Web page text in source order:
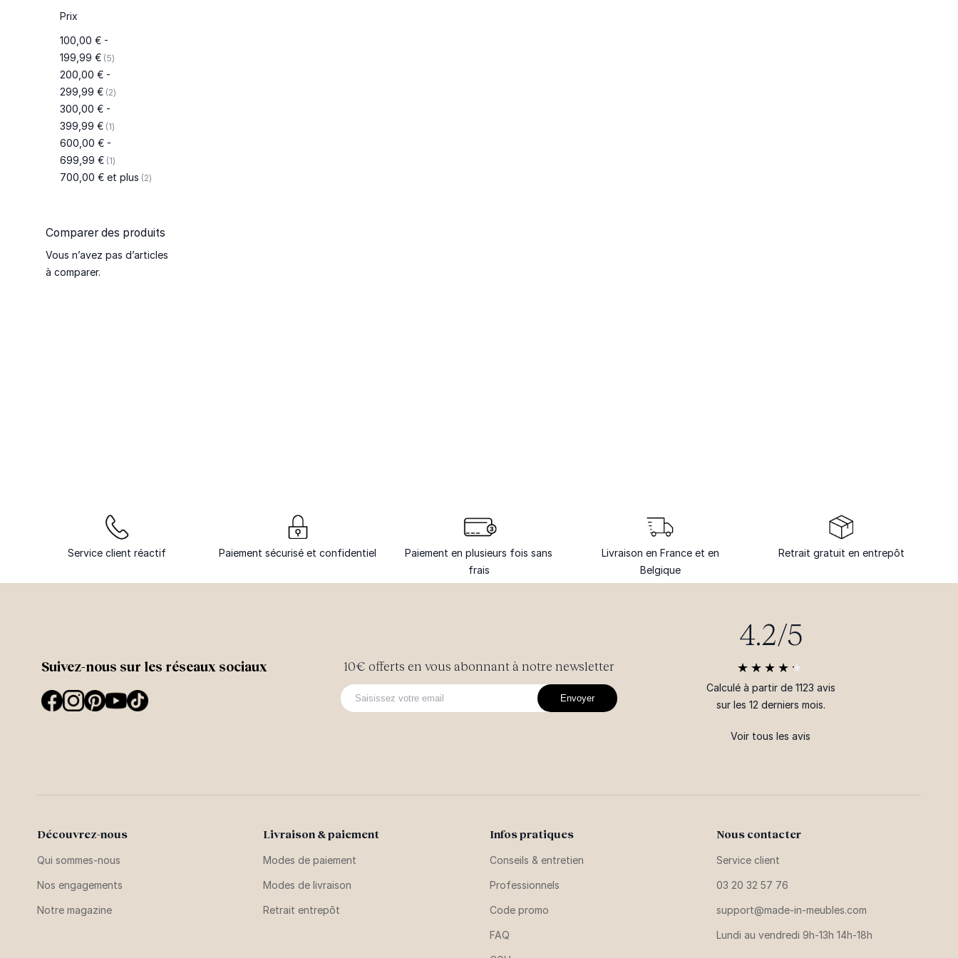
Prix
100,00 €-
199,99 € 5articles
200,00 €-
299,99 € 2articles
300,00 €-
399,99 € 1article
600,00 €-
699,99 € 1article
700,00 €et plus 2articles
Comparer des produits
Vous n’avez pas d’articles
à comparer.
Service client réactif Paiement sécurisé et confidentiel
Paiement en plusieurs fois sans
frais
Livraison en France et en
Belgique
Retrait gratuit en entrepôt
Suivez-nous sur les réseaux sociaux 10€ offerts en vous abonnant à notre newsletter
Envoyer
4.2/5
Calculé à partir de 1123 avis
sur les 12 derniers mois.
Voir tous les avis
Découvrez-nous
Qui sommes-nous
Nos engagements
Notre magazine
Livraison & paiement
Modes de paiement
Modes de livraison
Retrait entrepôt
Infos pratiques
Conseils & entretien
Professionnels
Code promo
FAQ
Nous contacter
Service client
03 20 32 57 76
support@made-in-meubles.com
Lundi au vendredi 9h-13h 14h-18h